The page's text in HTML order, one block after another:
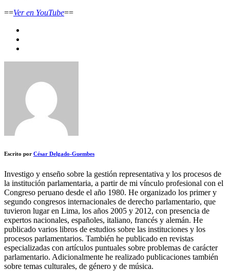
==Ver en YouTube==
Escrito por César Delgado-Guembes
Investigo y enseño sobre la gestión representativa y los procesos de
la institución parlamentaria, a partir de mi vínculo profesional con el
Congreso peruano desde el año 1980. He organizado los primer y
segundo congresos internacionales de derecho parlamentario, que
tuvieron lugar en Lima, los años 2005 y 2012, con presencia de
expertos nacionales, españoles, italiano, francés y alemán. He
publicado varios libros de estudios sobre las instituciones y los
procesos parlamentarios. También he publicado en revistas
especializadas con artículos puntuales sobre problemas de carácter
parlamentario. Adicionalmente he realizado publicaciones también
sobre temas culturales, de género y de música.